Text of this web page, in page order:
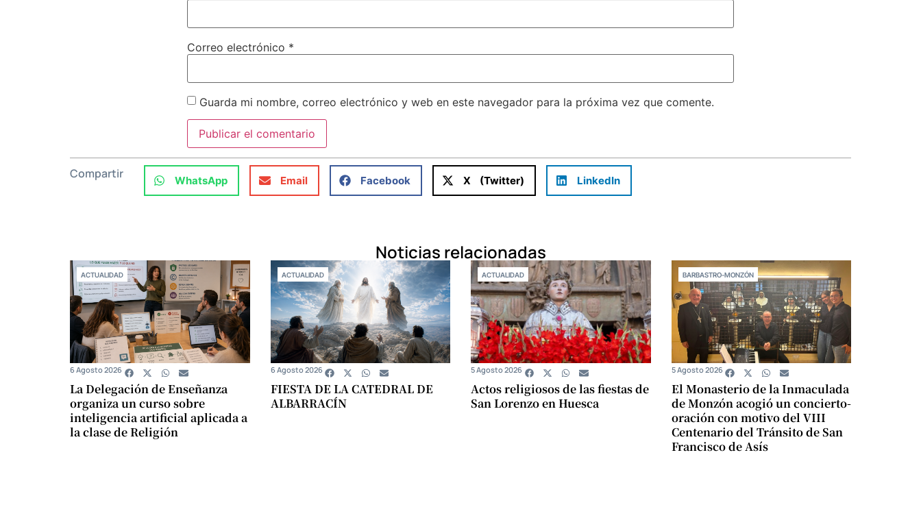
Correo electrónico *
Guarda mi nombre, correo electrónico y web en este navegador para la próxima vez que comente.
Compartir WhatsApp Email Facebook X (Twitter) LinkedIn
Noticias relacionadas
ACTUALIDAD
La Delegación de Enseñanza
organiza un curso sobre
inteligencia artificial aplicada a
la clase de Religión
6 Agosto 2026
ACTUALIDAD
FIESTA DE LA CATEDRAL DE
ALBARRACÍN
6 Agosto 2026
ACTUALIDAD
Actos religiosos de las fiestas de
San Lorenzo en Huesca
5 Agosto 2026
BARBASTRO-MONZÓN
El Monasterio de la Inmaculada
de Monzón acogió un concierto-
oración con motivo del VIII
Centenario del Tránsito de San
Francisco de Asís
5 Agosto 2026